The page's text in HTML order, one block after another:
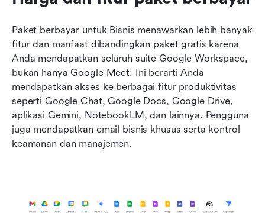
Paket berbayar untuk Bisnis menawarkan lebih banyak
fitur dan manfaat dibandingkan paket gratis karena
Anda mendapatkan seluruh suite Google Workspace,
bukan hanya Google Meet. Ini berarti Anda
mendapatkan akses ke berbagai fitur produktivitas
seperti Google Chat, Google Docs, Google Drive,
aplikasi Gemini, NotebookLM, dan lainnya. Pengguna
juga mendapatkan email bisnis khusus serta kontrol
keamanan dan manajemen.